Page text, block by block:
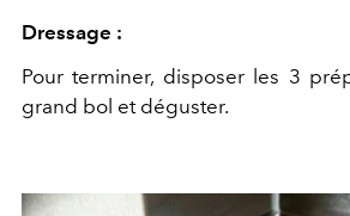
Dressage :
Pour terminer, disposer les 3
grand bol et déguster.